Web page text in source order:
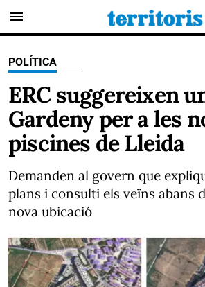
menu
POLÍTICA
ERC suggereixen
Gardeny per a les
piscines de Lleida
Demanden al govern que
plans i consulti els veïns abans
nova ubicació